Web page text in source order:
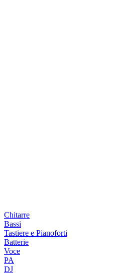
Chitarre
Bassi
Tastiere e Pianoforti
Batterie
Voce
PA
DJ